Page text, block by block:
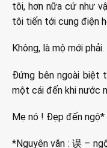
tôi, hơn nữa cứ như
tôi tiến tới cung điện
Không, là mộ mới phải.
Đứng bên ngoài biệt
một cái đến khi nước
Mẹ nó ! Đẹp đến ngộ*
*Nguyên văn : 误 –